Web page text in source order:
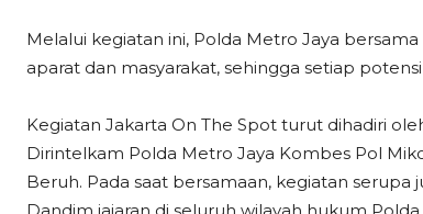
Melalui kegiatan ini, Polda Metro Jaya
aparat dan masyarakat, sehingga setiap
Kegiatan Jakarta On The Spot turut dihadiri
Dirintelkam Polda Metro Jaya Kombes Pol
Beruh. Pada saat bersamaan, kegiatan serupa